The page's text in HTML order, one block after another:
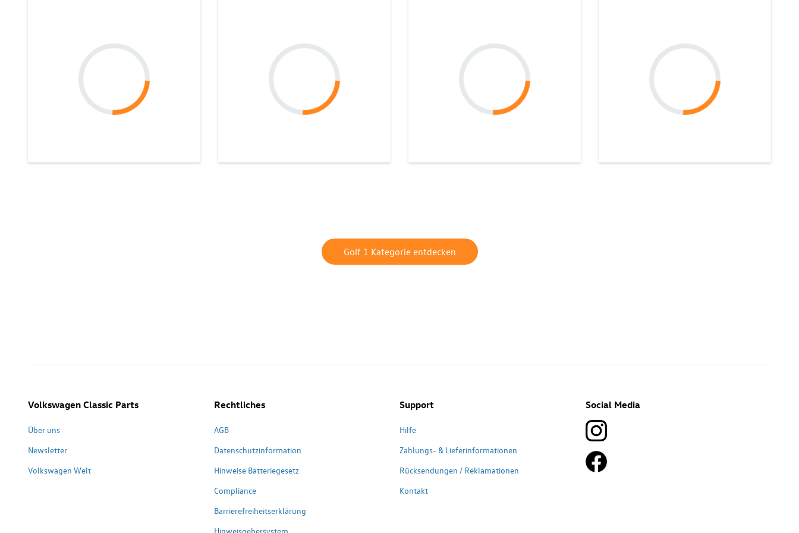
Golf 1 Kategorie entdecken
Volkswagen Classic Parts
Über uns
Newsletter
Volkswagen Welt
Rechtliches
AGB
Datenschutzinformation
Hinweise Batteriegesetz
Compliance
Barrierefreiheitserklärung
Support
Hilfe
Zahlungs- & Lieferinformationen
Rücksendungen / Reklamationen
Kontakt
Social Media